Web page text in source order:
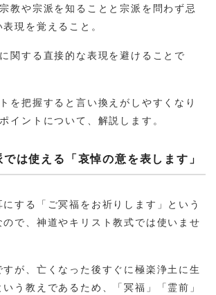
教や宗派を知ることと宗派を問わず忌
現を覚えること。
関する直接的な表現を避けることで
を把握すると言い換えがしやすくなり
イントについて、解説します。
は使える「哀悼の意を表します」
する「ご冥福をお祈りします」という
で、神道やキリスト教式では使いませ
が、亡くなった後すぐに極楽浄土に生
う教えであるため、「冥福」「霊前」